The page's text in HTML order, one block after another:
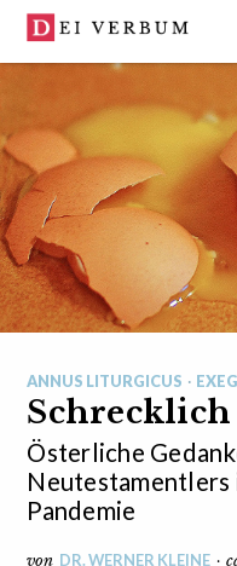
ANNUS LITURGICUS ·
Österliche
Neutestamentlers
Pandemie
von DR. WERNER KLEINE ·